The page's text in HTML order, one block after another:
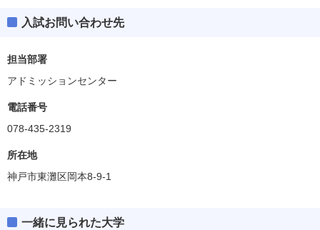
入試お問い合わせ先
担当部署
アドミッションセンター
電話番号
078-435-2319
所在地
神戸市東灘区岡本8-9-1
一緒に見られた大学